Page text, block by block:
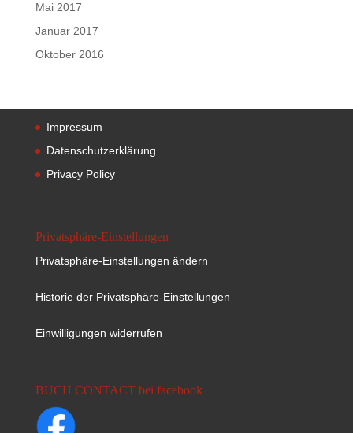
Mai 2017
Januar 2017
Oktober 2016
Impressum
Datenschutzerklärung
Privacy Policy
Privatsphäre-Einstellungen
Privatsphäre-Einstellungen ändern
Historie der Privatsphäre-Einstellungen
Einwilligungen widerrufen
BUCH CONTACT bei facebook